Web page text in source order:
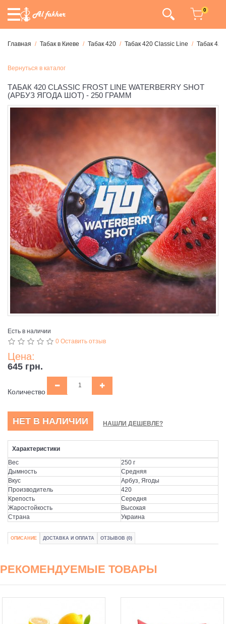
0
Главная Табак в Киеве Табак 420 Табак 420 Classic Line Табак
Вернуться в каталог
ТАБАК 420 CLASSIC FROST LINE WATERBERRY SHOT
(АРБУЗ ЯГОДА ШОТ) - 250 ГРАММ
Есть в наличии
0 Оставить отзыв
Цена:
645 грн.
Количество
НЕТ В НАЛИЧИИ НАШЛИ ДЕШЕВЛЕ?
Характеристики
Вес
250 г
Дымность
Средняя
Вкус
Арбуз, Ягоды
Производитель
420
Крепость
Середня
Жаростойкость
Высокая
Страна
Украина
ОПИСАНИЕ ДОСТАВКА И ОПЛАТА ОТЗЫВОВ (0)
РЕКОМЕНДУЕМЫЕ ТОВАРЫ